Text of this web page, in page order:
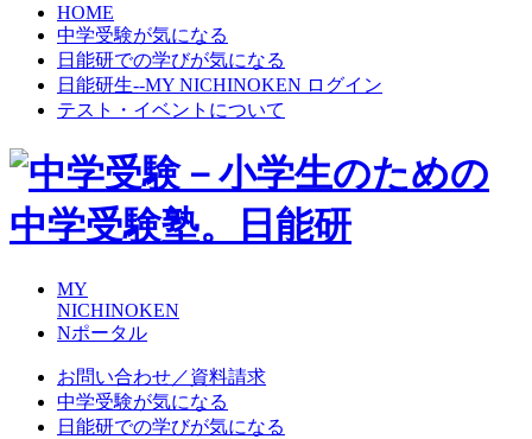
HOME
中学受験が気になる
日能研での学びが気になる
日能研生--MY NICHINOKEN ログイン
テスト・イベントについて
MY
NICHINOKEN
Nポータル
お問い合わせ／資料請求
中学受験が気になる
日能研での学びが気になる